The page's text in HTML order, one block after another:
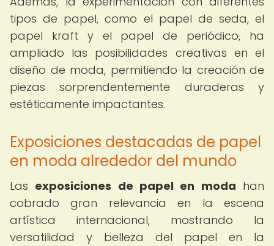
tipos de papel, como el papel de seda, el
papel kraft y el papel de periódico, ha
ampliado las posibilidades creativas en el
diseño de moda, permitiendo la creación de
piezas sorprendentemente duraderas y
estéticamente impactantes.
Exposiciones destacadas de papel
en moda alrededor del mundo
Las exposiciones de papel en moda han
cobrado gran relevancia en la escena
artística internacional, mostrando la
versatilidad y belleza del papel en la